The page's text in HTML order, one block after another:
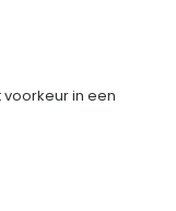
in een